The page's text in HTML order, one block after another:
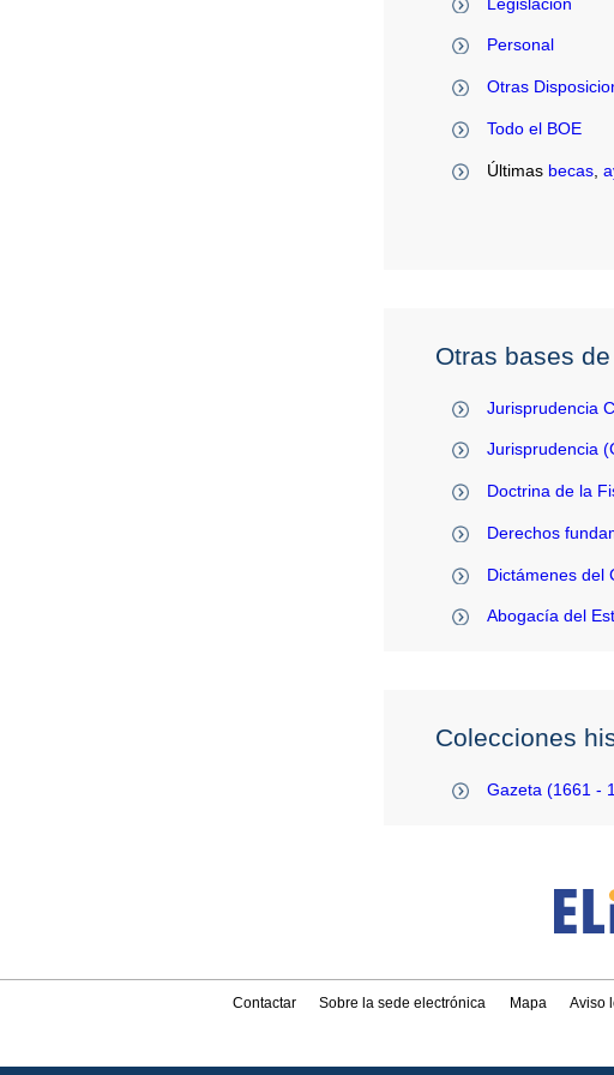
Personal
Otras
Todo el BOE
Últimas becas,
Otras bases
Jurisprudencia
Jurisprudencia
Doctrina de la
Derechos
Dictámenes del
Abogacía del
Colecciones
Gazeta (1661 -
Contactar Sobre la sede electrónica Mapa Aviso